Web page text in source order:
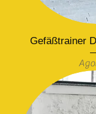
Gefäßtrainer